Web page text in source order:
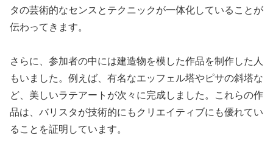
タの芸術的なセンスとテクニックが一体化していることが
伝わってきます。
さらに、参加者の中には建造物を模した作品を制作した人
もいました。例えば、有名なエッフェル塔やピサの斜塔な
ど、美しいラテアートが次々に完成しました。これらの作
品は、バリスタが技術的にもクリエイティブにも優れてい
ることを証明しています。